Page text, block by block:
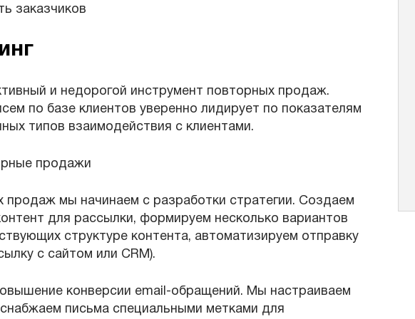
заказчиков
и недорогой инструмент повторных продаж.
по базе клиентов уверенно лидирует по показателям
типов взаимодействия с клиентами.
продажи
продаж мы начинаем с разработки стратегии. Создаем
для рассылки, формируем несколько вариантов
структуре контента, автоматизируем отправку
с сайтом или CRM).
конверсии email-обращений. Мы настраиваем
письма специальными метками для